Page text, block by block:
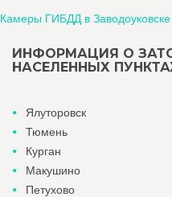
Камеры ГИБДД в Заводоуковске
ИНФОРМАЦИЯ О
НАСЕЛЕННЫХ
Ялуторовск
Тюмень
Курган
Макушино
Петухово